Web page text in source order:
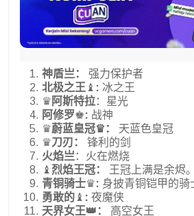
神盾亗： 强力保护者
北极之王 ♝ : 冰之王
♛ 阿斯特拉：星光
阿修罗♚: 战神
♛蔚蓝皇冠♛： 天蓝色皇冠
♛刀刃： 锋利的剑
火焰亗 ：火在燃烧
♝ 烈焰王冠：
王冠上满是余烬。
青铜骑士♛: 身披青铜铠甲的骑
勇敢的 ♝ : 夜魔侠
天界女王👑：
高空女王